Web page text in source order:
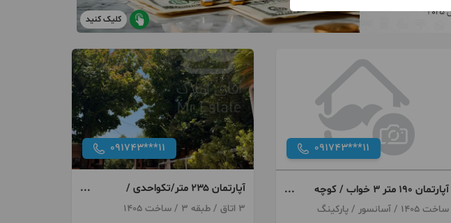
کلیک کنید
091743***11
آپارتمان ۱۹۰ متر ۳ خواب / کوچه
نگهبانی قصردشت
ساخت 1405 / آسانسور / پارکینگ
091743***11
آپارتمان ۲۳۵ متر/تکواحدی /
قصرالدشت
3 اتاق / طبقه 3 / ساخت 1405